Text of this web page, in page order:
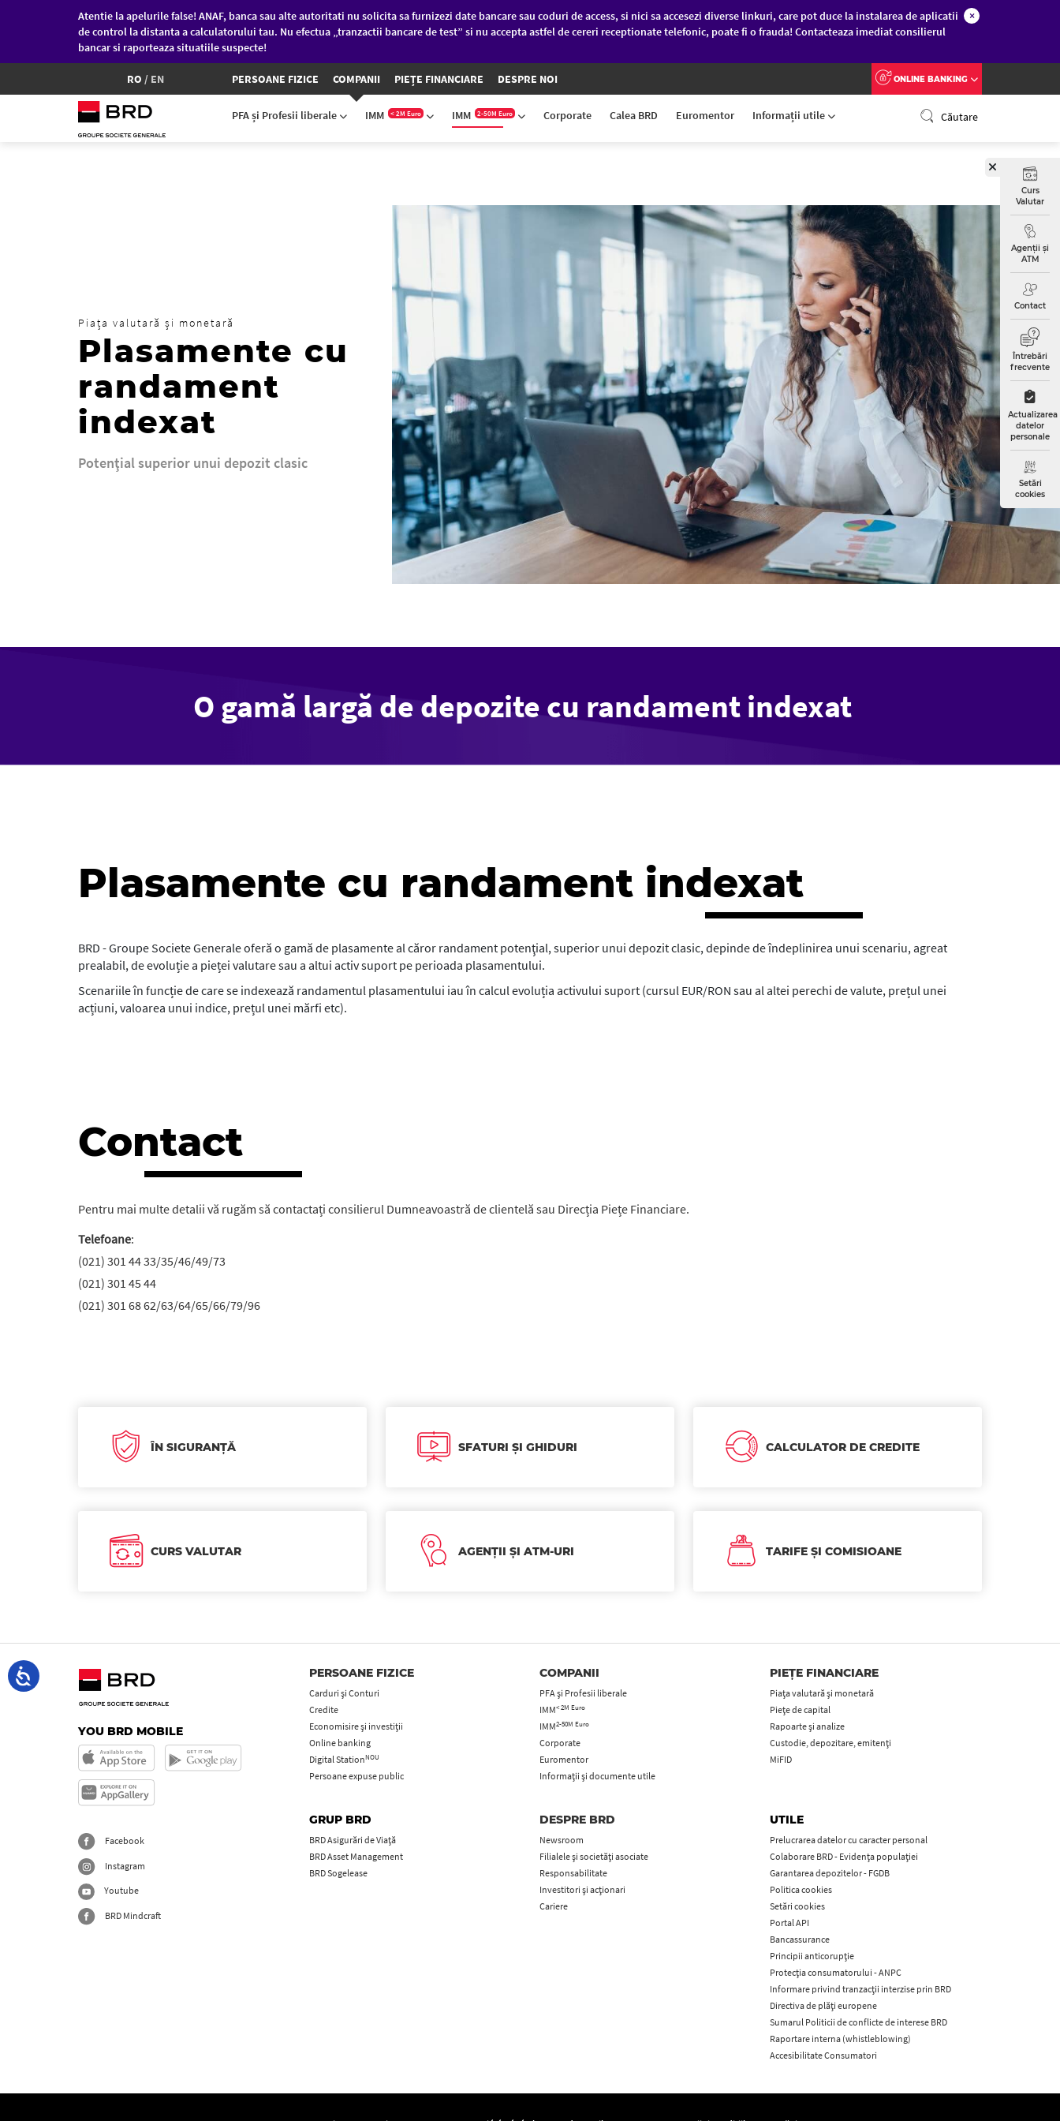
Atentie la apelurile false! ANAF, banca sau alte autoritati nu solicita sa furnizezi date bancare sau coduri de access, si nici sa accesezi diverse linkuri, care pot duce la instalarea de aplicatii
de control la distanta a calculatorului tau. Nu efectua „tranzactii bancare de test” si nu accepta astfel de cereri receptionate telefonic, poate fi o frauda! Contacteaza imediat consilierul
bancar si raporteaza situatiile suspecte!
×
RO / EN PERSOANE FIZICE COMPANII PIEȚE FINANCIARE DESPRE NOI ONLINE BANKING
PFA și Profesii liberale IMM < 2M Euro IMM 2-50M Euro Corporate Calea BRD Euromentor Informații utile Căutare
Curs
Valutar
Agenții și
ATM
Contact
Întrebări
frecvente
Actualizarea
datelor
personale
Setări
cookies
Piața valutară și monetară
Plasamente cu
randament
indexat
Potenţial superior unui depozit clasic
O gamă largă de depozite cu randament indexat
Plasamente cu randament indexat
BRD - Groupe Societe Generale oferă o gamă de plasamente al căror randament potenţial, superior unui depozit clasic, depinde de îndeplinirea unui scenariu, agreat
prealabil, de evoluție a pieței valutare sau a altui activ suport pe perioada plasamentului.
Scenariile în funcție de care se indexează randamentul plasamentului iau în calcul evoluția activului suport (cursul EUR/RON sau al altei perechi de valute, prețul unei
acțiuni, valoarea unui indice, prețul unei mărfi etc).
Contact
Pentru mai multe detalii vă rugăm să contactați consilierul Dumneavoastră de clientelă sau Direcția Piețe Financiare.
Telefoane:
(021) 301 44 33/35/46/49/73
(021) 301 45 44
(021) 301 68 62/63/64/65/66/79/96
ÎN SIGURANȚĂ SFATURI ȘI GHIDURI CALCULATOR DE CREDITE
CURS VALUTAR AGENȚII ȘI ATM-URI TARIFE ȘI COMISIOANE
YOU BRD MOBILE
Facebook
Instagram
Youtube
BRD Mindcraft
PERSOANE FIZICE
Carduri şi Conturi
Credite
Economisire și investiții
Online banking
Digital StationNOU
Persoane expuse public
COMPANII
PFA şi Profesii liberale
IMM< 2M Euro
IMM2-50M Euro
Corporate
Euromentor
Informații și documente utile
PIEȚE FINANCIARE
Piața valutară și monetară
Piețe de capital
Rapoarte și analize
Custodie, depozitare, emitenți
MiFID
GRUP BRD
BRD Asigurări de Viață
BRD Asset Management
BRD Sogelease
DESPRE BRD
Newsroom
Filialele și societăți asociate
Responsabilitate
Investitori și acționari
Cariere
UTILE
Prelucrarea datelor cu caracter personal
Colaborare BRD - Evidența populației
Garantarea depozitelor - FGDB
Politica cookies
Setări cookies
Portal API
Bancassurance
Principii anticorupţie
Protecţia consumatorului - ANPC
Informare privind tranzacții interzise prin BRD
Directiva de plăți europene
Sumarul Politicii de conflicte de interese BRD
Raportare interna (whistleblowing)
Accesibilitate Consumatori